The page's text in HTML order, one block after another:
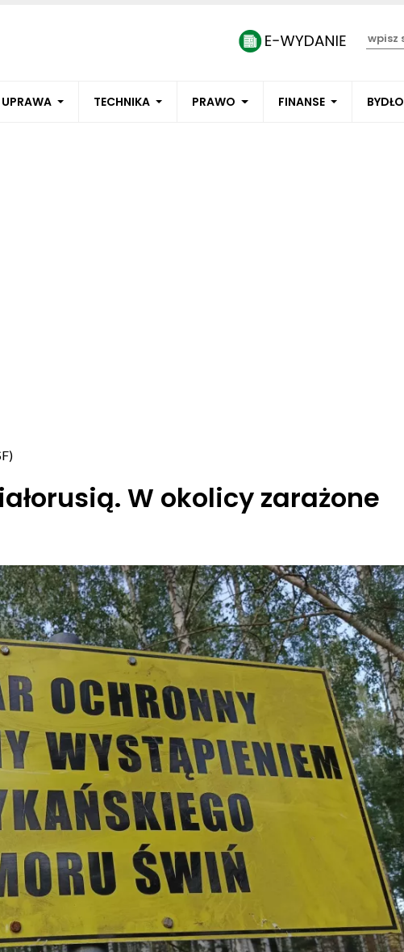
UPRAWA TECHNIKA PRAWO FINANSE BYDŁO
W okolicy zarażone